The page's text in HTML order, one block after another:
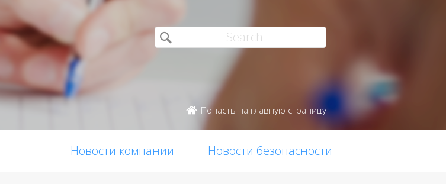
Попасть на главную страницу
Новости компании Новости безопасности